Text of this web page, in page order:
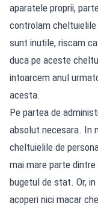
aparatele proprii,
controlam
sunt inutile, riscam
duca pe aceste
intoarcem anul
acesta.
Pe partea de
absolut necesara. In
cheltuielile de
mai mare parte
bugetul de stat. Or,
acoperi nici macar